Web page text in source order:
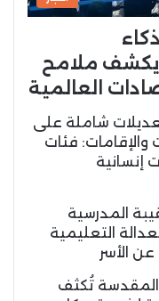
يكشف ملامح
العالمية
شاملة على
والإقامات: فئات
إنسانية
المدرسية
العدالة التعليمية
الأسر
المقدسة تُكثف